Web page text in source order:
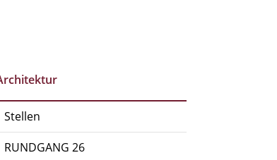
Stellen
RUNDGANG 26